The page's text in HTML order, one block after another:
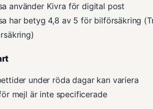
använder Kivra för digital post
har betyg 4,8 av 5 för bilförsäkring
under röda dagar kan variera
mejl är inte specificerade